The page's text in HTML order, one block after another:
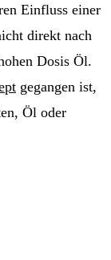
Einfluss einer
direkt nach
Dosis Öl.
gegangen ist,
Öl oder